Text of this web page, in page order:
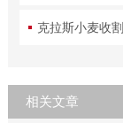
克拉斯小麦收
相关文章